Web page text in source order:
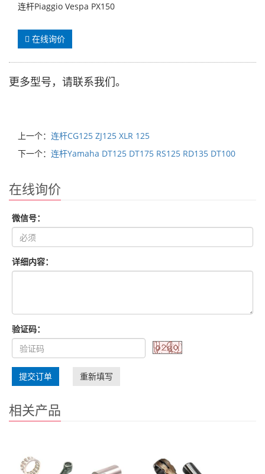
连杆Piaggio Vespa PX150
在线询价
更多型号，请联系我们。
上一个： 连杆CG125 ZJ125 XLR 125
下一个： 连杆Yamaha DT125 DT175 RS125 RD135 DT100
在线询价
微信号：
详细内容：
验证码：
提交订单 重新填写
相关产品